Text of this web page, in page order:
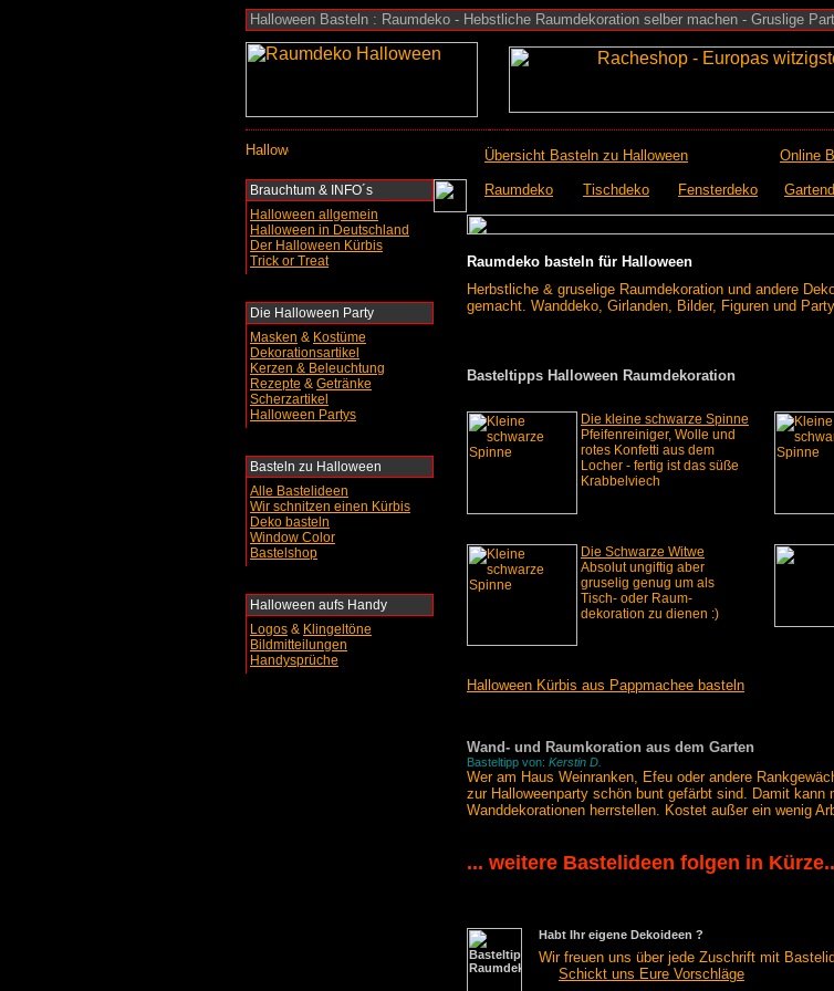
Halloween Basteln : Raumdeko - Hebstliche Raumdekoration selber machen - Gruslige
Übersicht Basteln zu Halloween Online
Brauchtum & INFO´s
Halloween allgemein
Halloween in Deutschland
Der Halloween Kürbis
Trick or Treat
Die Halloween Party
Masken & Kostüme
Dekorationsartikel
Kerzen & Beleuchtung
Rezepte & Getränke
Scherzartikel
Halloween Partys
Basteln zu Halloween
Alle Bastelideen
Wir schnitzen einen Kürbis
Deko basteln
Window Color
Bastelshop
Halloween aufs Handy
Logos & Klingeltöne
Bildmitteilungen
Handysprüche
Raumdeko Tischdeko Fensterdeko
Raumdeko basteln für Halloween
Herbstliche & gruselige Raumdekoration und andere
gemacht. Wanddeko, Girlanden, Bilder, Figuren und
Basteltipps Halloween Raumdekoration
Die kleine schwarze Spinne
Pfeifenreiniger, Wolle und
rotes Konfetti aus dem
Locher - fertig ist das süße
Krabbelviech
Die Schwarze Witwe
Absolut ungiftig aber
gruselig genug um als
Tisch- oder Raum-
dekoration zu dienen :)
Halloween Kürbis aus Pappmachee basteln
Wand- und Raumkoration aus dem Garten
Basteltipp von: Kerstin D.
Wer am Haus Weinranken, Efeu oder andere
zur Halloweenparty schön bunt gefärbt sind. Damit kann
Wanddekorationen herrstellen. Kostet außer ein wenig
... weitere Bastelideen folgen in
Habt Ihr eigene Dekoideen ?
Wir freuen uns über jede Zuschrift mit
Schickt uns Eure Vorschläge